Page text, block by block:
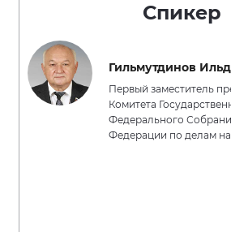
Спикер
Гильмутдинов
Первый заместитель
Комитета
Федерального
Федерации по делам